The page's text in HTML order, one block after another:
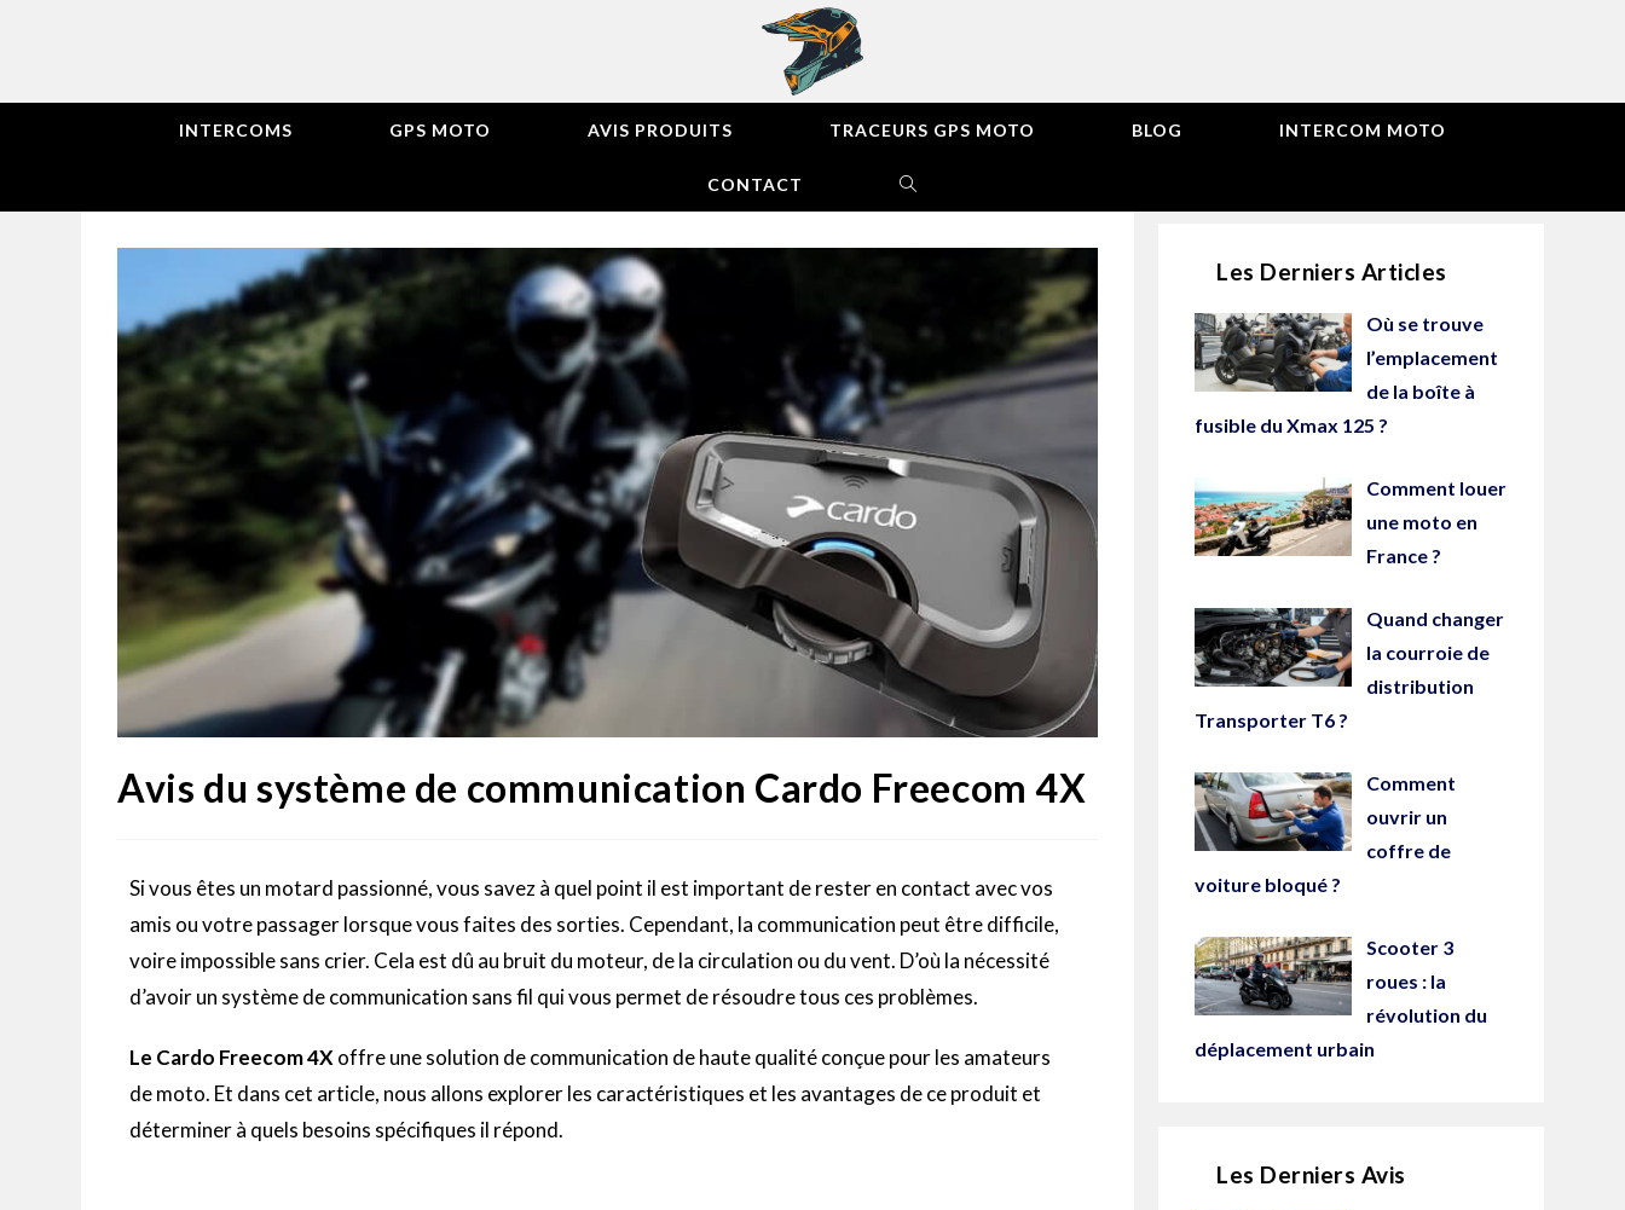
INTERCOMS GPS MOTO AVIS PRODUITS TRACEURS GPS MOTO BLOG INTERCOM MOTO
CONTACT
Avis du système de communication Cardo Freecom 4X
Si vous êtes un motard passionné, vous savez à quel point il est important de rester en contact avec vos
amis ou votre passager lorsque vous faites des sorties. Cependant, la communication peut être difficile,
voire impossible sans crier. Cela est dû au bruit du moteur, de la circulation ou du vent. D’où la nécessité
d’avoir un système de communication sans fil qui vous permet de résoudre tous ces problèmes.
Le Cardo Freecom4Xoffre une solution de communication de haute qualité conçue pour les amateurs
de moto. Et dans cet article, nous allons explorer les caractéristiques et les avantages de ce produit et
déterminer à quels besoins spécifiques il répond.
Les Derniers Articles
Où se trouve
l’emplacement
de la boîte à
fusible du Xmax 125 ?
Comment louer
une moto en
France ?
Quand changer
la courroie de
distribution
Transporter T6 ?
Comment
ouvrir un
coffre de
voiture bloqué ?
Scooter 3
roues : la
révolution du
déplacement urbain
Les Derniers Avis